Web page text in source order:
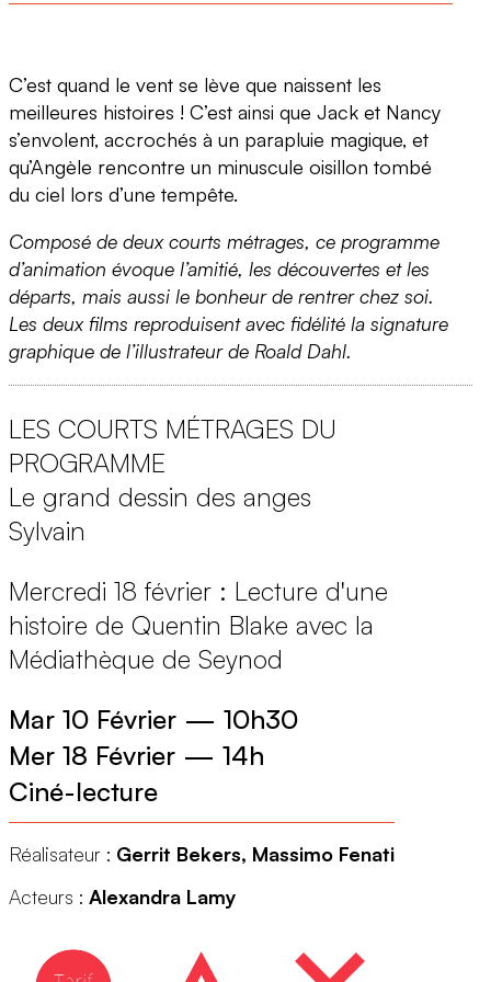
C’est quand le vent se lève que naissent les
meilleures histoires ! C’est ainsi que Jack et Nancy
s’envolent, accrochés à un parapluie magique, et
qu’Angèle rencontre un minuscule oisillon tombé
du ciel lors d’une tempête.
Composé de deux courts métrages, ce programme
d’animation évoque l’amitié, les découvertes et les
départs, mais aussi le bonheur de rentrer chez soi.
Les deux films reproduisent avec fidélité la signature
graphique de l’illustrateur de Roald Dahl.
LES COURTS MÉTRAGES DU
PROGRAMME
Le grand dessin des anges
Sylvain
Mercredi 18 février : Lecture d'une
histoire de Quentin Blake avec la
Médiathèque de Seynod
Mar 10 Février — 10h30
Mer 18 Février — 14h
Ciné-lecture
Réalisateur : Gerrit Bekers, Massimo Fenati
Acteurs : Alexandra Lamy